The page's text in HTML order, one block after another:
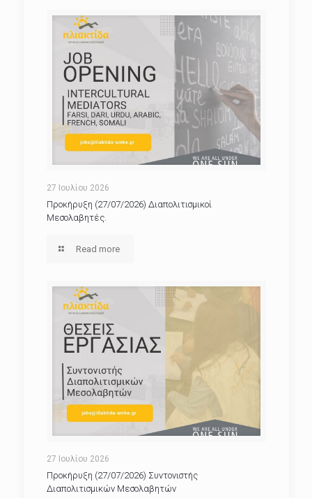
27 Ιουλίου 2026
Προκήρυξη (27/07/2026) Διαπολιτισμικοί
Μεσολαβητές.
Read more
27 Ιουλίου 2026
Προκήρυξη (27/07/2026) Συντονιστής
Διαπολιτισμικών Μεσολαβητών